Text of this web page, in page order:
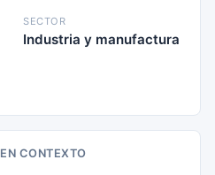
SECTOR
Industria y manufactura
CONTEXTO